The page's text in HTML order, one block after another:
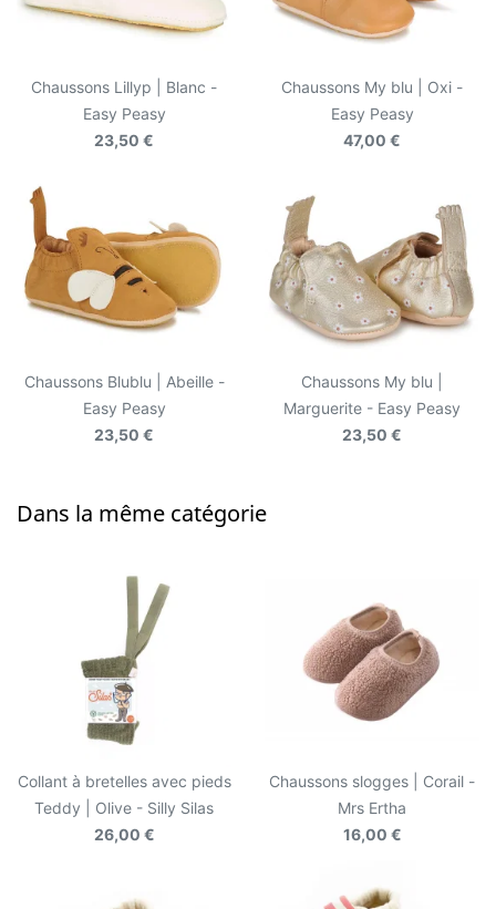
Chaussons Lillyp | Blanc -
Easy Peasy
23,50 €
Chaussons My blu | Oxi -
Easy Peasy
47,00 €
Chaussons Blublu | Abeille -
Easy Peasy
23,50 €
Chaussons My blu |
Marguerite - Easy Peasy
23,50 €
Dans la même catégorie
Collant à bretelles avec pieds
Teddy | Olive - Silly Silas
26,00 €
Chaussons slogges | Corail -
Mrs Ertha
16,00 €